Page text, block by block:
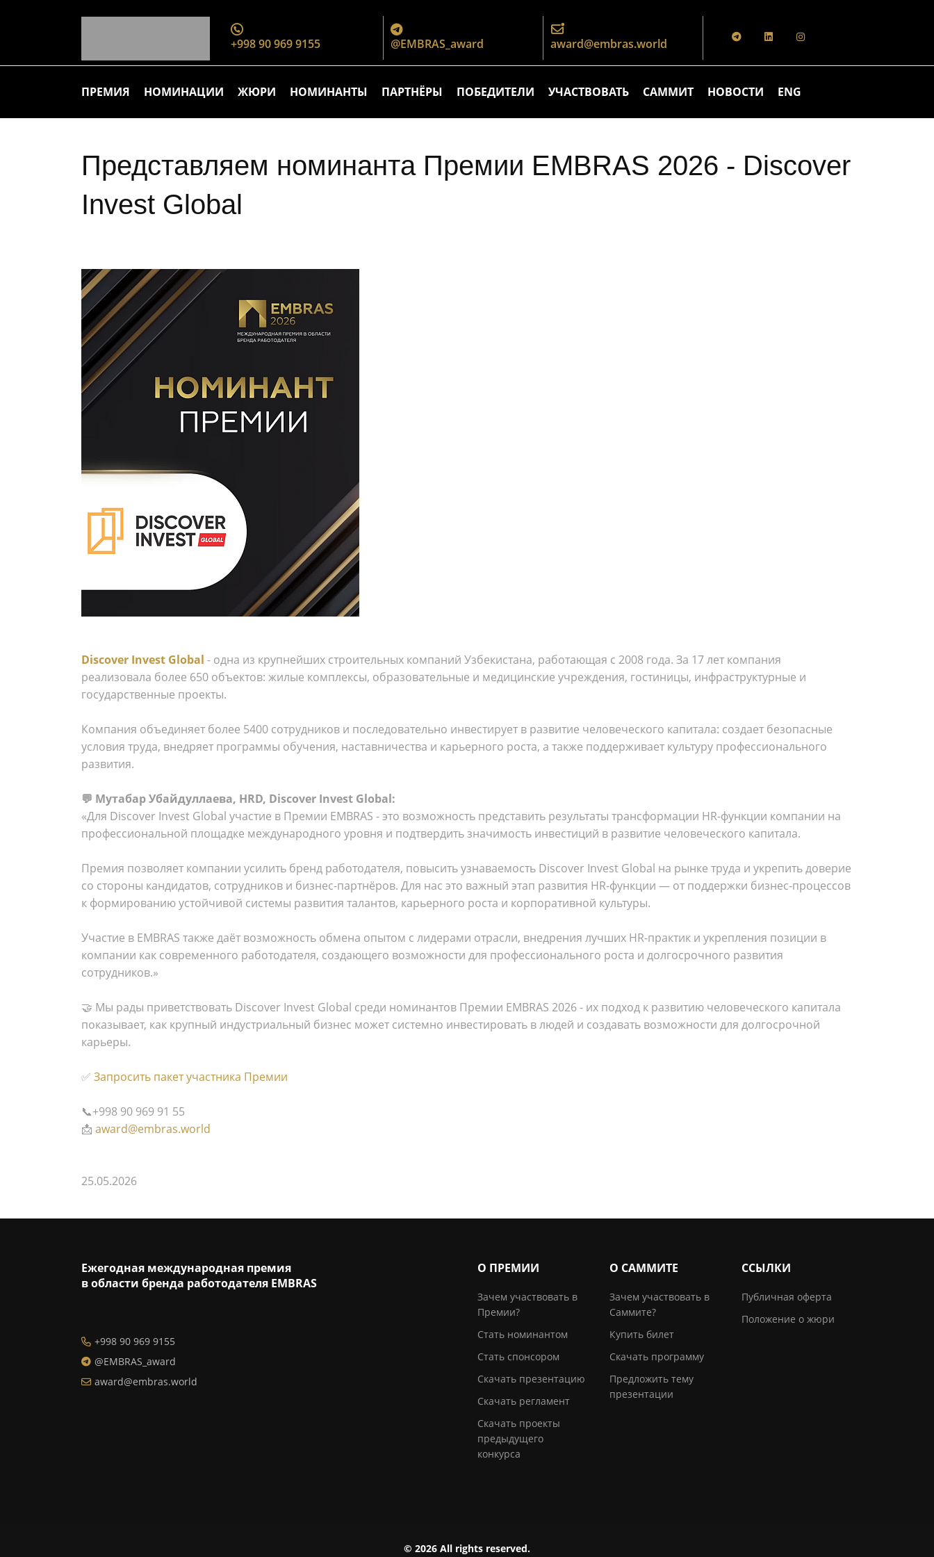
+998 90 969 9155 @EMBRAS_award award@embras.world
ПРЕМИЯ НОМИНАЦИИ ЖЮРИ НОМИНАНТЫ ПАРТНЁРЫ ПОБЕДИТЕЛИ УЧАСТВОВАТЬ САММИТ НОВОСТИ ENG
Представляем номинанта Премии EMBRAS 2026 - Discover
Invest Global
Discover Invest Global - одна из крупнейших строительных компаний Узбекистана, работающая с 2008 года. За 17 лет компания
реализовала более 650 объектов: жилые комплексы, образовательные и медицинские учреждения, гостиницы, инфраструктурные и
государственные проекты.
Компания объединяет более 5400 сотрудников и последовательно инвестирует в развитие человеческого капитала: создает безопасные
условия труда, внедряет программы обучения, наставничества и карьерного роста, а также поддерживает культуру профессионального
развития.
💬 Мутабар Убайдуллаева, HRD, Discover Invest Global:
«Для Discover Invest Global участие в Премии EMBRAS - это возможность представить результаты трансформации HR-функции компании на
профессиональной площадке международного уровня и подтвердить значимость инвестиций в развитие человеческого капитала.
Премия позволяет компании усилить бренд работодателя, повысить узнаваемость Discover Invest Global на рынке труда и укрепить доверие
со стороны кандидатов, сотрудников и бизнес-партнёров. Для нас это важный этап развития HR-функции — от поддержки бизнес-процессов
к формированию устойчивой системы развития талантов, карьерного роста и корпоративной культуры.
Участие в EMBRAS также даёт возможность обмена опытом с лидерами отрасли, внедрения лучших HR-практик и укрепления позиции в
компании как современного работодателя, создающего возможности для профессионального роста и долгосрочного развития
сотрудников.»
🤝 Мы рады приветствовать Discover Invest Global среди номинантов Премии EMBRAS 2026 - их подход к развитию человеческого капитала
показывает, как крупный индустриальный бизнес может системно инвестировать в людей и создавать возможности для долгосрочной
карьеры.
✅ Запросить пакет участника Премии
📞+998 90 969 91 55
📩 award@embras.world
25.05.2026
Ежегодная международная премия
в области бренда работодателя EMBRAS
+998 90 969 9155
@EMBRAS_award
award@embras.world
О ПРЕМИИ
Зачем участвовать в
Премии?
Стать номинантом
Стать спонсором
Скачать презентацию
Скачать регламент
Скачать проекты
предыдущего
конкурса
О САММИТЕ
Зачем участвовать в
Саммите?
Купить билет
Скачать программу
Предложить тему
презентации
ССЫЛКИ
Публичная оферта
Положение о жюри
© 2026 All rights reserved.